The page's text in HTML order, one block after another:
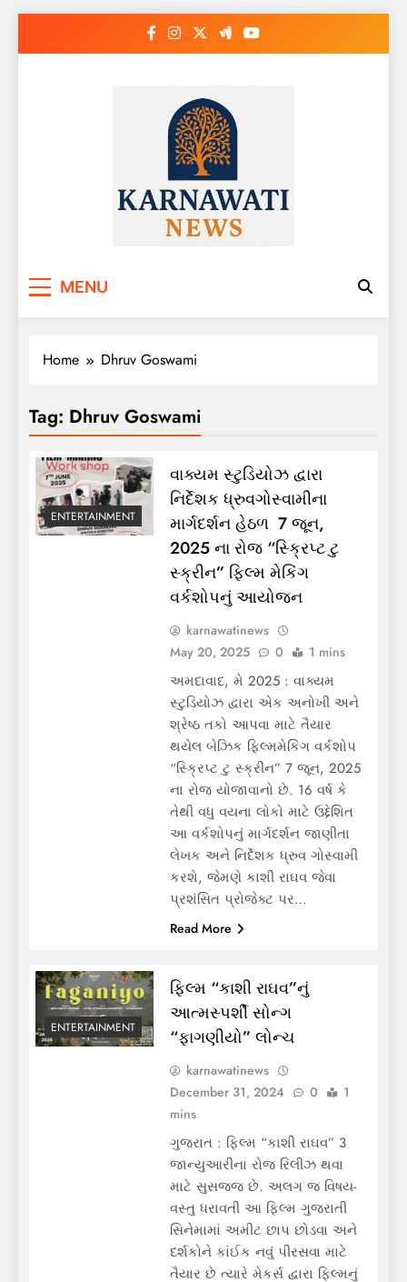
MENU
Home Dhruv Goswami
Tag: Dhruv Goswami
ENTERTAINMENT
વાક્યમ સ્ટુડિયોઝ દ્વારા
નિર્દેશક ધ્રુવગોસ્વામીના
માર્ગદર્શન હેઠળ 7 જૂન,
2025 ના રોજ “સ્ક્રિપ્ટ ટુ
સ્ક્રીન” ફિલ્મ મેકિંગ
વર્કશોપનું આયોજન
karnawatinews
May 20, 2025
0 1 mins
અમદાવાદ, મે 2025 : વાક્યમ
સ્ટુડિયોઝ દ્વારા એક અનોખી અને
શ્રેષ્ઠ તકો આપવા માટે તૈયાર
થયેલ બેઝિક ફિલ્મમેકિંગ વર્કશોપ
“સ્ક્રિપ્ટ ટુ સ્ક્રીન” 7 જૂન, 2025
ના રોજ યોજાવાનો છે. 16 વર્ષ કે
તેથી વધુ વયના લોકો માટે ઉદ્દેશિત
આ વર્કશોપનું માર્ગદર્શન જાણીતા
લેખક અને નિર્દેશક ધ્રુવ ગોસ્વામી
કરશે, જેમણે કાશી રાઘવ જેવા
પ્રશંસિત પ્રોજેક્ટ પર…
Read More
ENTERTAINMENT
ફિલ્મ “કાશી રાઘવ”નું
આત્મસ્પર્શી સોન્ગ
“ફાગણીયો” લોન્ચ
karnawatinews
December 31, 2024
0
1
mins
ગુજરાત : ફિલ્મ “કાશી રાઘવ” 3
જાન્યુઆરીના રોજ રિલીઝ થવા
માટે સુસજ્જ છે. અલગ જ વિષય-
વસ્તુ ધરાવતી આ ફિલ્મ ગુજરાતી
સિનેમામાં અમીટ છાપ છોડવા અને
દર્શકોને કાંઈક નવું પીરસવા માટે
તૈયાર છે ત્યારે મેકર્સ દ્વારા ફિલ્મનું